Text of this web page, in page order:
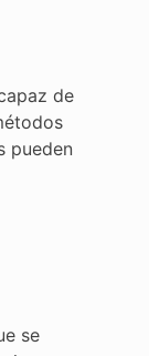
de
pueden
se